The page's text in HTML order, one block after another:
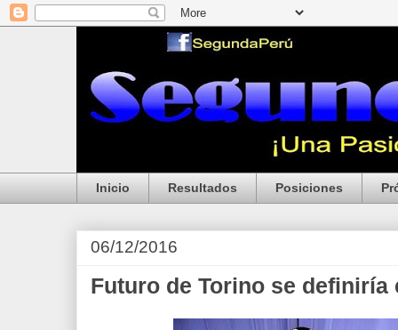
Inicio Resultados Posiciones
06/12/2016
Futuro de Torino se definiría